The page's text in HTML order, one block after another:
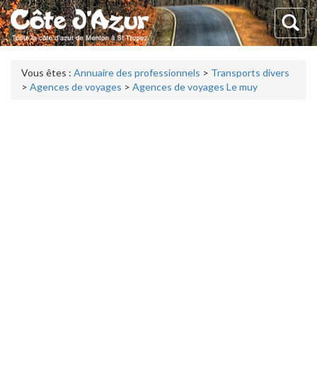
Vous êtes : Annuaire des professionnels > Transports divers
> Agences de voyages > Agences de voyages Le muy